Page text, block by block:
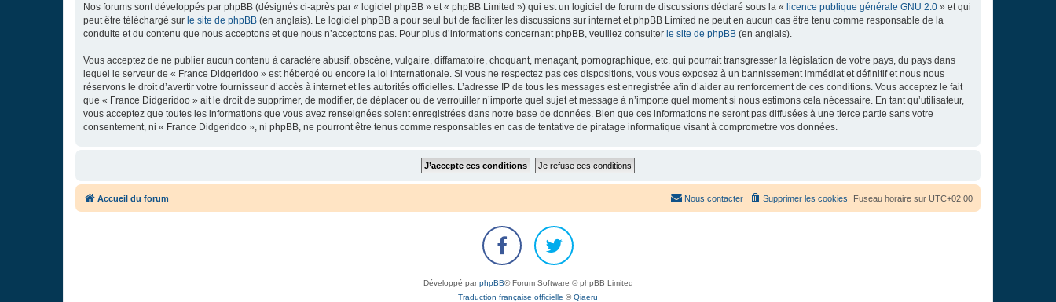
Nos forums sont développés par phpBB (désignés ci-après par « logiciel phpBB » et « phpBB Limited ») qui est un logiciel de forum de discussions déclaré sous la « licence publique générale GNU 2.0 » et qui
peut être téléchargé sur le site de phpBB (en anglais). Le logiciel phpBB a pour seul but de faciliter les discussions sur internet et phpBB Limited ne peut en aucun cas être tenu comme responsable de la
conduite et du contenu que nous acceptons et que nous n’acceptons pas. Pour plus d’informations concernant phpBB, veuillez consulter le site de phpBB (en anglais).
Vous acceptez de ne publier aucun contenu à caractère abusif, obscène, vulgaire, diffamatoire, choquant, menaçant, pornographique, etc. qui pourrait transgresser la législation de votre pays, du pays dans
lequel le serveur de « France Didgeridoo » est hébergé ou encore la loi internationale. Si vous ne respectez pas ces dispositions, vous vous exposez à un bannissement immédiat et définitif et nous nous
réservons le droit d’avertir votre fournisseur d’accès à internet et les autorités officielles. L’adresse IP de tous les messages est enregistrée afin d’aider au renforcement de ces conditions. Vous acceptez le fait
que « France Didgeridoo » ait le droit de supprimer, de modifier, de déplacer ou de verrouiller n’importe quel sujet et message à n’importe quel moment si nous estimons cela nécessaire. En tant qu’utilisateur,
vous acceptez que toutes les informations que vous avez renseignées soient enregistrées dans notre base de données. Bien que ces informations ne seront pas diffusées à une tierce partie sans votre
consentement, ni « France Didgeridoo », ni phpBB, ne pourront être tenus comme responsables en cas de tentative de piratage informatique visant à compromettre vos données.
Accueil du forum Fuseau horaire sur UTC+02:00
Supprimer les cookies
Nous contacter
Développé parphpBB® Forum Software © phpBB Limited
Traduction française officielle ©Qiaeru